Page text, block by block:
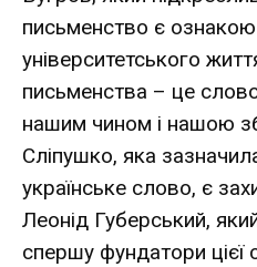
письменство є ознакою
університетського
письменства – це
нашим чином і нашою
Сліпушко, яка
українське слово, є
Леонід Губерський,
спершу фундатори цієї